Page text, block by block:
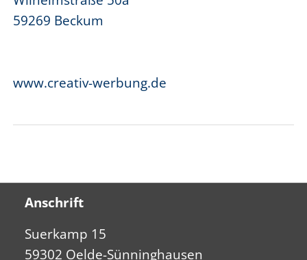
59269 Beckum
www.creativ-werbung.de
Anschrift
Suerkamp 15
59302 Oelde-Sünninghausen